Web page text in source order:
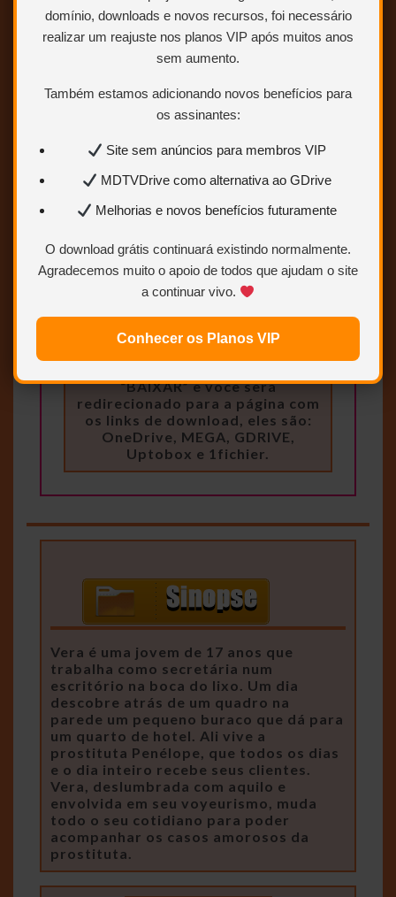
domínio, downloads e novos recursos, foi necessário
realizar um reajuste nos planos VIP após muitos anos
sem aumento.
Também estamos adicionando novos benefícios para
os assinantes:
Site sem anúncios para membros VIP
MDTVDrive como alternativa ao GDrive
Melhorias e novos benefícios futuramente
O download grátis continuará existindo normalmente.
Agradecemos muito o apoio de todos que ajudam o site
a continuar vivo.
Conhecer os Planos VIP
Mais velocidade
Links estáveis
agora
Para saber como ser VIP ou
Colaborador.
Clique AQUI.
BAIXAR
“BAIXAR” e você será
redirecionado para a página com
os links de download, eles são:
OneDrive, MEGA, GDRIVE,
Uptobox e 1fichier.
Vera é uma jovem de 17 anos que
trabalha como secretária num
escritório na boca do lixo. Um dia
descobre atrás de um quadro na
parede um pequeno buraco que dá para
um quarto de hotel. Ali vive a
prostituta Penélope, que todos os dias
e o dia inteiro recebe seus clientes.
Vera, deslumbrada com aquilo e
envolvida em seu voyeurismo, muda
todo o seu cotidiano para poder
acompanhar os casos amorosos da
prostituta.